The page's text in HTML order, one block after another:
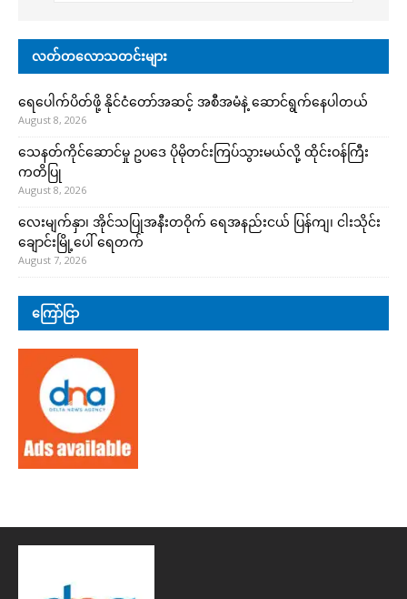
လတ်တလောသတင်းများ
ရေပေါက်ပိတ်ဖို့ နိုင်ငံတော်အဆင့် အစီအမံနဲ့ ဆောင်ရွက်နေပါတယ်
August 8, 2026
သေနတ်ကိုင်ဆောင်မှု ဥပဒေ ပိုမိုတင်းကြပ်သွားမယ်လို့ ထိုင်းဝန်ကြီး
ကတိပြု
August 8, 2026
လေးမျက်နှာ၊ အိုင်သပြုအနီးတဝိုက် ရေအနည်းငယ် ပြန်ကျ၊ ငါးသိုင်း
ချောင်းမြို့ပေါ် ရေတက်
August 7, 2026
ကြော်ငြာ